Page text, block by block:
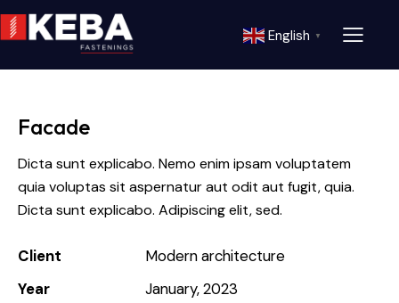
English ▼
Facade
Dicta sunt explicabo. Nemo enim ipsam voluptatem
quia voluptas sit aspernatur aut odit aut fugit, quia.
Dicta sunt explicabo. Adipiscing elit, sed.
Client
Modern architecture
Year
January, 2023